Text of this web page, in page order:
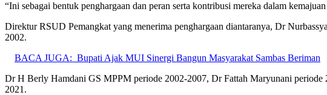
“Ini sebagai bentuk penghargaan dan peran serta kontribusi mereka dalam
Direktur RSUD Pemangkat yang menerima penghargaan diantaranya, Dr
2002.
BACA JUGA: Bupati Ajak MUI Sinergi Bangun Masyarakat Sambas Beriman
Dr H Berly Hamdani GS MPPM periode 2002-2007, Dr Fattah Maryunani
2021.